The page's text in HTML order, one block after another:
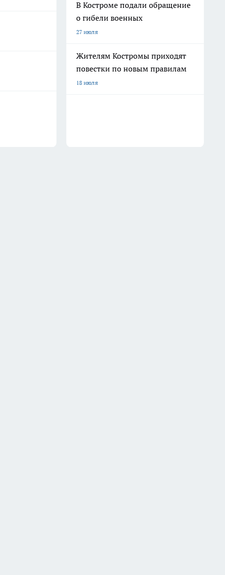
В Костроме подали обращение
о гибели военных
27 июля
Жителям Костромы приходят
повестки по новым правилам
18 июля